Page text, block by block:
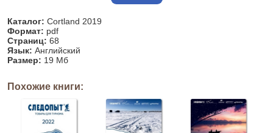
Каталог: Cortland 2019
Формат: pdf
Страниц: 68
Язык: Английский
Размер: 19 Мб
Похожие книги: